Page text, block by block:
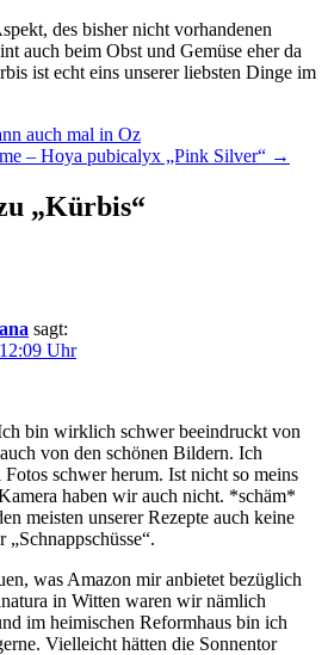
des bisher nicht vorhandenen
auch beim Obst und Gemüse eher da
ist echt eins unserer liebsten Dinge im
auch mal in Oz
– Hoya pubicalyx „Pink Silver“ →
„Kürbis“
sagt:
Uhr
bin wirklich schwer beeindruckt von
von den schönen Bildern. Ich
Fotos schwer herum. Ist nicht so meins
haben wir auch nicht. *schäm*
meisten unserer Rezepte auch keine
was Amazon mir anbietet bezüglich
in Witten waren wir nämlich
im heimischen Reformhaus bin ich
Vielleicht hätten die Sonnentor